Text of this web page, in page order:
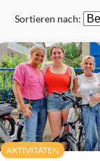
Sortieren nach:
AKTIVITÄTEN